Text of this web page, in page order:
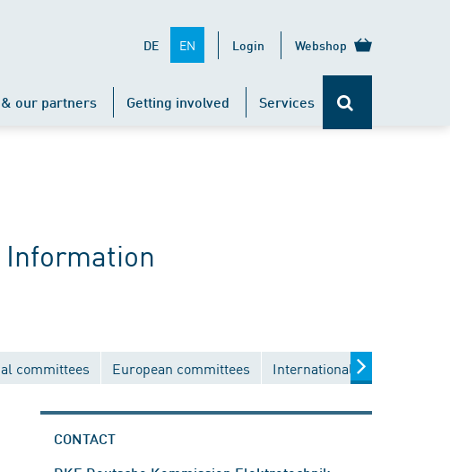
DE EN Login Webshop
our partners Getting involved Services
committees European committees International committees
CONTACT